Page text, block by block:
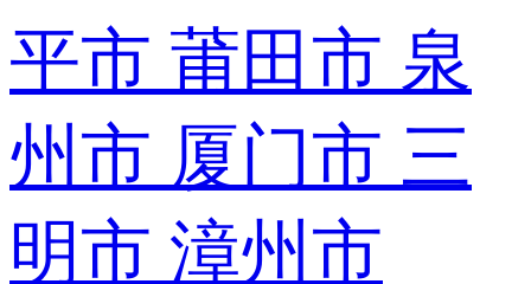
平市 莆田市 泉
州市 厦门市 三
明市 漳州市